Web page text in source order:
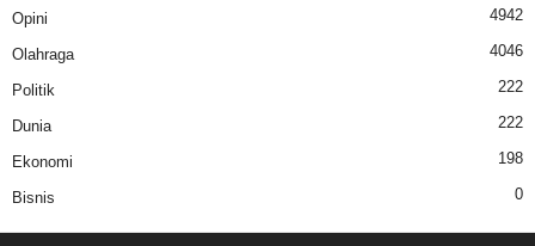
Opini 4942
Olahraga 4046
Politik 222
Dunia 222
Ekonomi 198
Bisnis 0